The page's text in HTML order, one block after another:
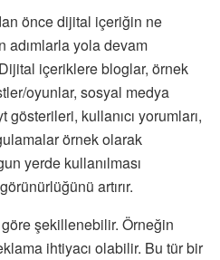
önce dijital içeriğin ne
adımlarla yola devam
içeriklere bloglar, örnek
oyunlar, sosyal medya
kullanıcı yorumları,
örnek olarak
yerde kullanılması
artırır.
şekillenebilir. Örneğin
ihtiyacı olabilir. Bu tür bir